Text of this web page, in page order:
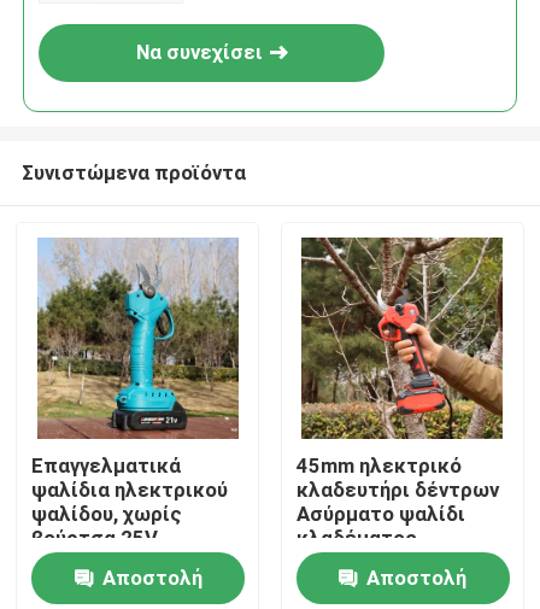
Προϊόντα
Βίντεο
Να συνεχίσει
Συνιστώμενα προϊόντα
Επαγγελματικά
ψαλίδια ηλεκτρικού
ψαλίδου, χωρίς
βούρτσα 25V
Αποστολή
45mm ηλεκτρικό
κλαδευτήρι δέντρων
Ασύρματο ψαλίδι
κλαδέματος
κινητήρα χωρίς
ψήκτρες για χρήση
Αποστολή